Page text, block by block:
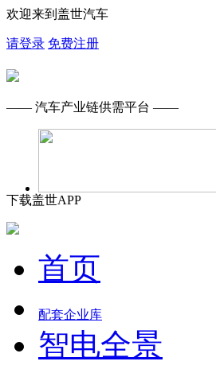
欢迎来到盖世汽车
请登录 免费注册
—— 汽车产业链供需平台 ——
下载盖世APP
首页
配套企业库
智电全景